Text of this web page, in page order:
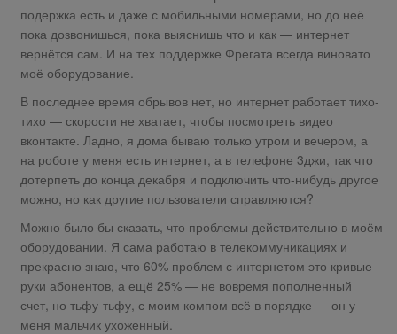
подержка есть и даже с мобильными номерами, но до неё
пока дозвонишься, пока выяснишь что и как — интернет
вернётся сам. И на тех поддержке Фрегата всегда виновато
моё оборудование.
В последнее время обрывов нет, но интернет работает тихо-
тихо — скорости не хватает, чтобы посмотреть видео
вконтакте. Ладно, я дома бываю только утром и вечером, а
на роботе у меня есть интернет, а в телефоне 3джи, так что
дотерпеть до конца декабря и подключить что-нибудь другое
можно, но как другие пользователи справляются?
Можно было бы сказать, что проблемы действительно в моём
оборудовании. Я сама работаю в телекоммуникациях и
прекрасно знаю, что 60% проблем с интернетом это кривые
руки абонентов, а ещё 25% — не вовремя пополненный
счет, но тьфу-тьфу, с моим компом всё в порядке — он у
меня мальчик ухоженный.